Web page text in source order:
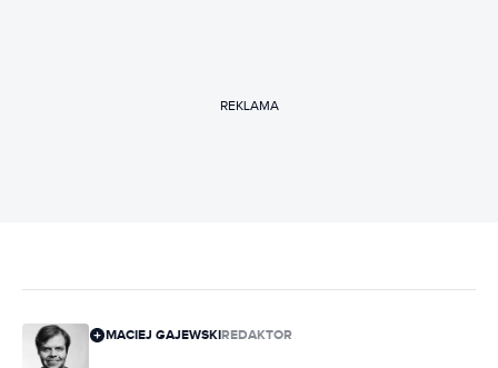
REKLAMA
MACIEJ GAJEWSKIREDAKTOR